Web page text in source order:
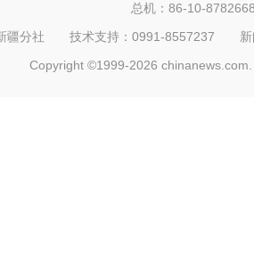
总机：86-10-
新疆分社 技术支持：0991-8557237
Copyright ©1999-2026